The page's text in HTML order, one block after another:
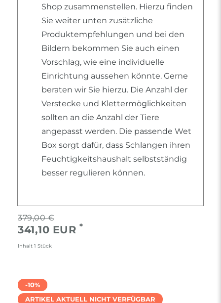
Shop zusammenstellen. Hierzu finden
Sie weiter unten zusätzliche
Produktempfehlungen und bei den
Bildern bekommen Sie auch einen
Vorschlag, wie eine individuelle
Einrichtung aussehen könnte. Gerne
beraten wir Sie hierzu. Die Anzahl der
Verstecke und Klettermöglichkeiten
sollten an die Anzahl der Tiere
angepasst werden. Die passende Wet
Box sorgt dafür, dass Schlangen ihren
Feuchtigkeitshaushalt selbstständig
besser regulieren können.
379,00 €
341,10 EUR *
Inhalt 1 Stück
-10%
ARTIKEL AKTUELL NICHT VERFÜGBAR